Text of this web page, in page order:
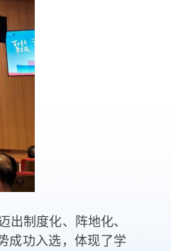
出制度化、阵地化、
成功入选，体现了学